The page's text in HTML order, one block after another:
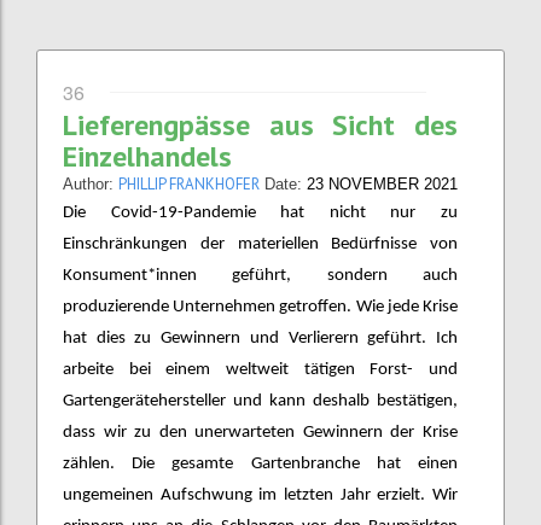
36
Lieferengpässe aus Sicht des
Einzelhandels
Author: PHILLIP FRANKHOFER Date: 23 NOVEMBER 2021
Die Covid-19-Pandemie hat nicht nur zu
Einschränkungen der materiellen Bedürfnisse von
Konsument*innen geführt, sondern auch
produzierende Unternehmen getroffen. Wie jede Krise
hat dies zu Gewinnern und Verlierern geführt. Ich
arbeite bei einem weltweit tätigen Forst- und
Gartengerätehersteller und kann deshalb bestätigen,
dass wir zu den unerwarteten Gewinnern der Krise
zählen. Die gesamte Gartenbranche hat einen
ungemeinen Aufschwung im letzten Jahr erzielt. Wir